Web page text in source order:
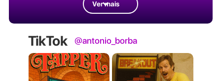
Ver mais
TikTok @antonio_borba